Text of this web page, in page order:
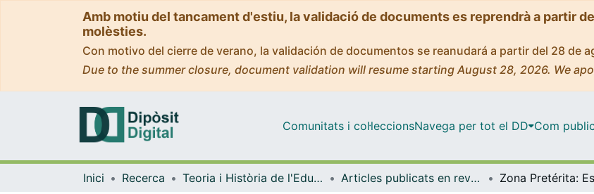
Amb motiu del tancament d'estiu, la validació de documents es reprendrà a partir
molèsties.
Con motivo del cierre de verano, la validación de documentos se reanudará a partir del 28 de
Due to the summer closure, document validation will resume starting August 28, 2026. We
Comunitats i col·leccionsNavega per tot el DD Com
Inici Recerca Teoria i Història de l'Educació Articles publicats en revistes (Teoria i Història de l'Educació)